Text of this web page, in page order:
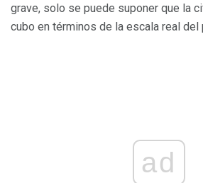
grave, solo se puede suponer que la
cubo en términos de la escala real del
ad